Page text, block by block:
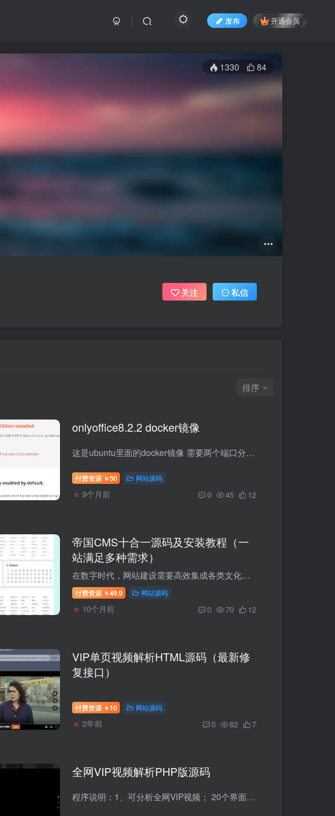
发布 开通会员
1330 84
关注 私信
排序
onlyoffice8.2.2 docker镜像
这是ubuntu里面的docker镜像 需要两个端口分别指向docker里面的80和8000端口 使用教程：
付费资源 ￥50 网站源码
9个月前 0 45 12
帝国CMS十合一源码及安装教程（一
站满足多种需求）
在数字时代，网站建设需要高效集成各类文化类功能，帝国CMS十合一源码正是为教育、文化或知识分享平台量身打造的专业解决方案。这套源码以内容管理系统为核心，无缝整合多个实用模块，无需额外...
付费资源 ￥49.9 网站源码
10个月前 0 70 12
VIP单页视频解析HTML源码（最新修
复接口）
付费资源 ￥ 10 网站源码
2年前 0 82 7
全网VIP视频解析PHP版源码
程序说明：1、可分析全网VIP视频； 20个界面，有的手机会有广告，有的没有。2.可以登录后台更新界面和朋友链等 如下的隐藏内容在购买后的压缩包内亦存在，若已购买，则无需登录查看下面的内容：